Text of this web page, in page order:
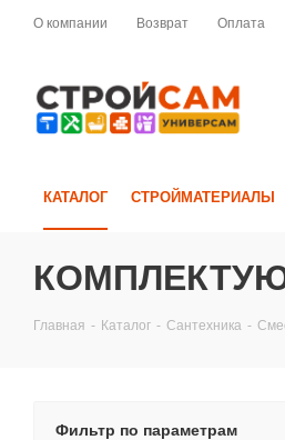
О компании Возврат Оплата
КАТАЛОГ СТРОЙМАТЕРИАЛЫ
Главная - Каталог - Сантехника -
Фильтр по параметрам